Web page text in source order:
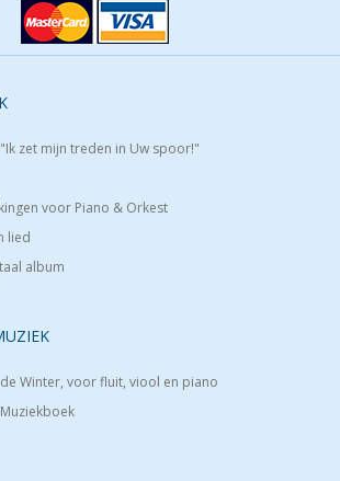
zet mijn treden in Uw spoor!"
voor Piano & Orkest
lied
album
Winter, voor fluit, viool en piano